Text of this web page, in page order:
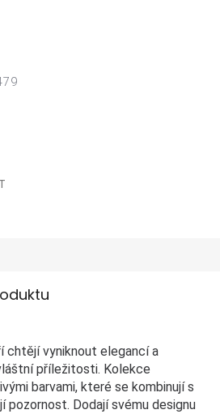
chtějí vyniknout elegancí a
příležitosti. Kolekce
barvami, které se kombinují s
pozornost. Dodají svému designu